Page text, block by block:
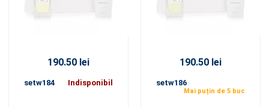
190.50 lei
setw184 Indisponibil
190.50 lei
setw186
Mai puțin de 5 buc